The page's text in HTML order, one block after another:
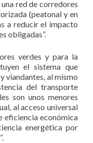
red de corredores
(peatonal y en
a reducir el impacto
obligadas”.
verdes y para la
el sistema que
viandantes, al mismo
del transporte
son unos menores
al acceso universal
eficiencia económica
energética por